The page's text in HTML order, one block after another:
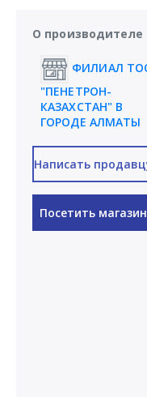
О производителе
ФИЛИАЛ
"ПЕНЕТРОН-
КАЗАХСТАН" В
ГОРОДЕ АЛМАТЫ
Написать
Посетить магазин